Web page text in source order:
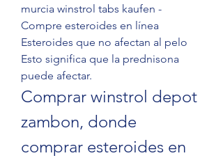
murcia winstrol tabs kaufen -
Compre esteroides en línea
Esteroides que no afectan al pelo
Esto significa que la prednisona
puede afectar.
Comprar winstrol depot
zambon, donde
comprar esteroides en